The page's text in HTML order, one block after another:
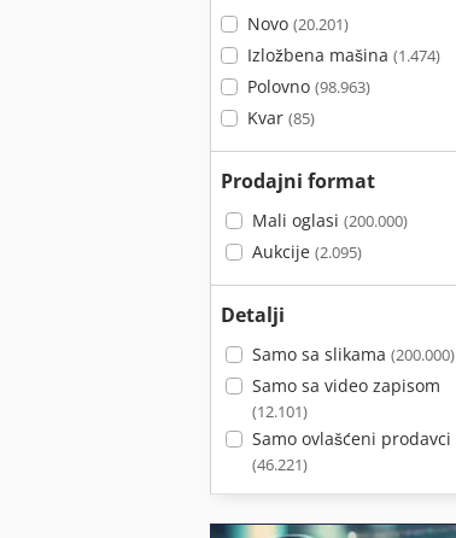
Novo (20.201)
Izložbena mašina (1.474)
Polovno (98.963)
Kvar (85)
Prodajni format
Mali oglasi (200.000)
Aukcije (2.095)
Detalji
Samo sa slikama (200.000)
Samo sa video zapisom
(12.101)
Samo ovlašćeni prodavci
(46.221)